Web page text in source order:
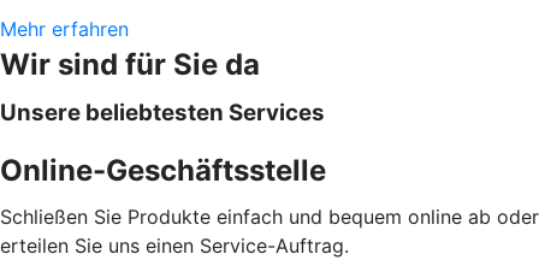
Mehr erfahren
Wir sind für Sie da
Unsere beliebtesten Services
Online-Geschäftsstelle
Schließen Sie Produkte einfach und bequem online ab oder
erteilen Sie uns einen Service-Auftrag.